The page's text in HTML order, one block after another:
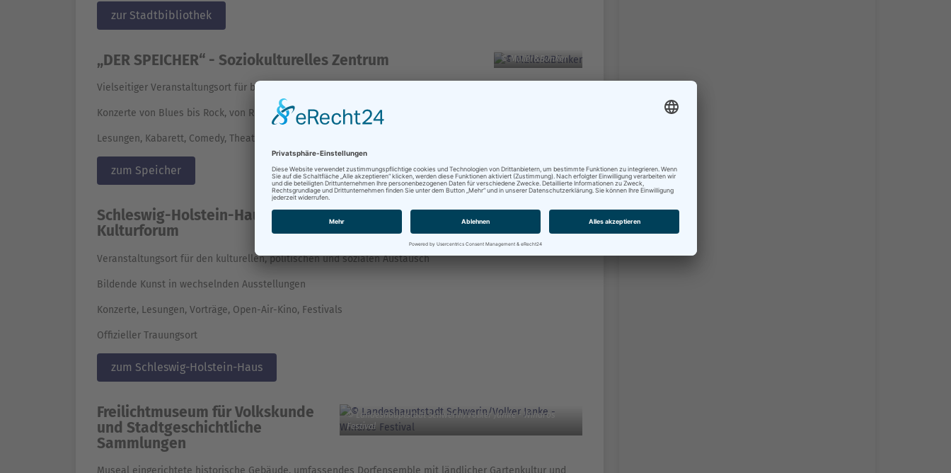
zur Stadtbibliothek
© Müller&Bünker
„DER SPEICHER“ - Soziokulturelles Zentrum
Vielseitiger Veranstaltungsort für beste Unterhaltung und Kleinkunst
Konzerte von Blues bis Rock, von Reggae bis Folk, von Tango bis Flamenco etc.
Lesungen, Kabarett, Comedy, Theater, Film- und Kinderveranstaltungen
zum Speicher
© Landeshauptstadt Schwerin / Kulturforum SHH
Schleswig-Holstein-Haus /
Kulturforum
Veranstaltungsort für den kulturellen, politischen und sozialen Austausch
Bildende Kunst in wechselnden Ausstellungen
Konzerte, Lesungen, Vorträge, Open-Air-Kino, Festivals
Offizieller Trauungsort
zum Schleswig-Holstein-Haus
© Landeshauptstadt Schwerin/Volker Janke - Windros
Festival
Freilichtmuseum für Volkskunde
und Stadtgeschichtliche
Sammlungen
Museal eingerichtete historische Gebäude, umfassendes Dorfensemble mit ländlicher Gartenkultur und